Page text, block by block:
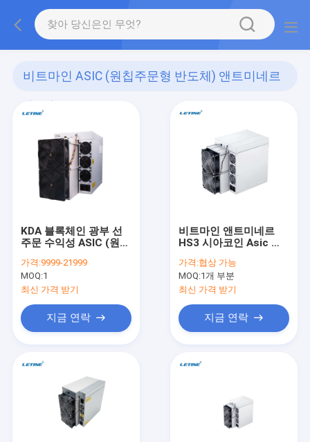
비트마인 ASIC (원칩주문형 반도체) 앤트미네르
(590)
KDA 블록체인 광부 선
주문 수익성 ASIC (원칩
위한 비트마인 앤트미네
르 KA3 166 TH / Ｓ
3154W 카데나 알고리
가격:9999-21999
MOQ:1
최신 가격 받기
지금 연락
비트마인 앤트미네르
HS3 시아코인 Asic 광
HNS ASIC 광부
가격:협상 가능
MOQ:1개 부분
최신 가격 받기
지금 연락